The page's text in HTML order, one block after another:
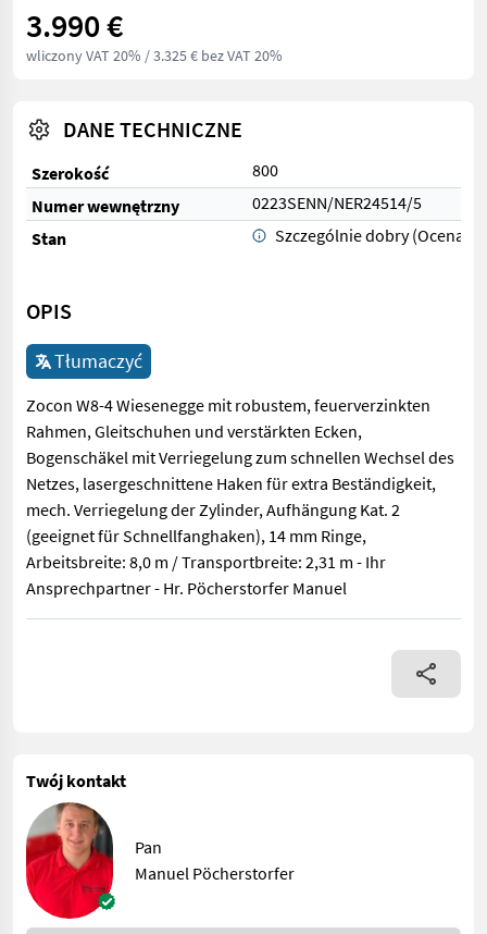
3.990 €
wliczony VAT 20% / 3.325 € bez VAT 20%
DANE TECHNICZNE
Szerokość
800
Numer wewnętrzny
0223SENN/NER24514/5
Stan
Szczególnie dobry (Ocena 1)
OPIS
Tłumaczyć
Zocon W8-4 Wiesenegge mit robustem, feuerverzinkten
Rahmen, Gleitschuhen und verstärkten Ecken,
Bogenschäkel mit Verriegelung zum schnellen Wechsel des
Netzes, lasergeschnittene Haken für extra Beständigkeit,
mech. Verriegelung der Zylinder, Aufhängung Kat. 2
(geeignet für Schnellfanghaken), 14 mm Ringe,
Arbeitsbreite: 8,0 m / Transportbreite: 2,31 m - Ihr
Ansprechpartner - Hr. Pöcherstorfer Manuel
Zocon W8-4 Wiesenegge mit robustem, feuerverzinkten
Twój kontakt
Pan
Manuel Pöcherstorfer